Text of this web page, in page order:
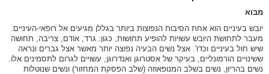
מבוא
יובש בעיניים הוא אחת הסיבות הנפוצות ביותר בגללן מגיעים אל רופאי-העיניים.
מעבר לתחושת היובש עשויות להופיע תחושות, כגון: גרד, אודם, צריבה, תחושה
שיש חול בעיניים וכדו'. אצל נשים הבעיה נפוצה יותר מאשר אצל גברים ונראה
ששינויים הורמונליים, בעיקר של אסטרוגן ואנדרוגן, עשויים לגרום לתסמינים אלו.
נשים בהריון, נשים בשלב המנופאוזה (שלב הפסקת המחזור) ונשים שנוטלות